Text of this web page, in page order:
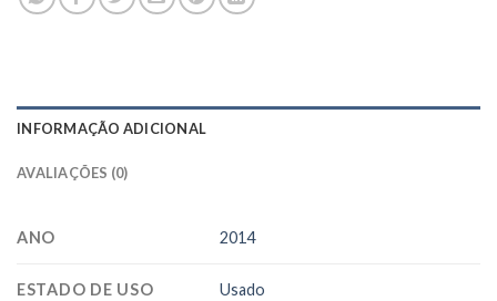
INFORMAÇÃO ADICIONAL
AVALIAÇÕES (0)
ANO 2014
ESTADO DE USO Usado